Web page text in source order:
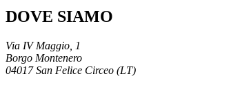
DOVE SIAMO
Via IV Maggio, 1
Borgo Montenero
04017 San Felice Circeo (LT)